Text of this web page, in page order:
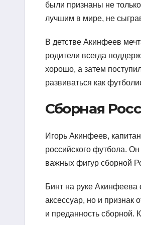
были признаны не
лучшим в мире, не
В детстве Акинфеев
родители всегда
хорошо, а затем
развиваться как
Сборная
Игорь Акинфеев,
российского футбола.
важных фигур сборной
Бинт на руке Акинфеева
аксессуар, но и признак
и преданность сборной.